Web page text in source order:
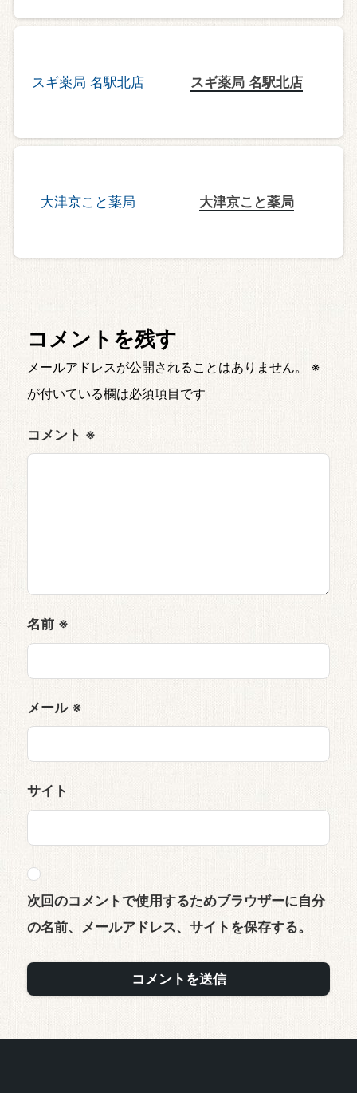
スギ薬局 名駅北店
大津京こと薬局
コメントを残す
メールアドレスが公開されることはありません。
※
が付いている欄は必須項目です
コメント ※
名前 ※
メール ※
サイト
次回のコメントで使用するためブラウザーに自分
の名前、メールアドレス、サイトを保存する。